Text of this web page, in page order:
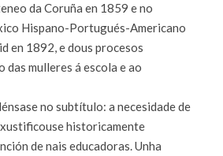
da Coruña en 1859 e no
Hispano-Portugués-Americano
en 1892, e dous procesos
das mulleres á escola e ao
no subtítulo: a necesidade de
historicamente
de nais educadoras. Unha